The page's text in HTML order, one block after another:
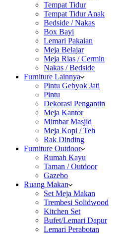
Tempat Tidur
Tempat Tidur Anak
Bedside / Nakas
Box Bayi
Lemari Pakaian
Meja Belajar
Meja Rias / Cermin
Nakas / Bedside
Furniture Lainnya
Pintu Gebyok Jati
Pintu
Dekorasi Pengantin
Meja Kantor
Mimbar Masjid
Meja Kopi / Teh
Rak Dinding
Furniture Outdoor
Rumah Kayu
Taman / Outdoor
Gazebo
Ruang Makan
Set Meja Makan
Trembesi Solidwood
Kitchen Set
Bufet/Lemari Dapur
Lemari Perabotan